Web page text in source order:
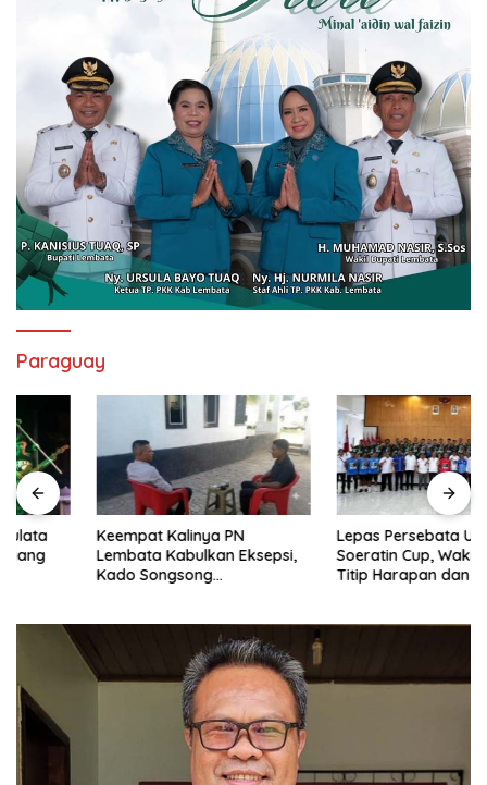
Paraguay
Keempat Kalinya PN
Lembata Kabulkan Eksepsi,
Kado Songsong
Lepas Persebata U-17 ke
Soeratin Cup, Wakil Bupati
Titip Harapan dan Harga Diri